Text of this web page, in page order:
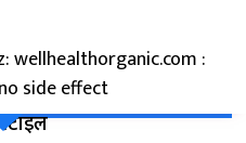
wellhealthorganic.com :
side effect